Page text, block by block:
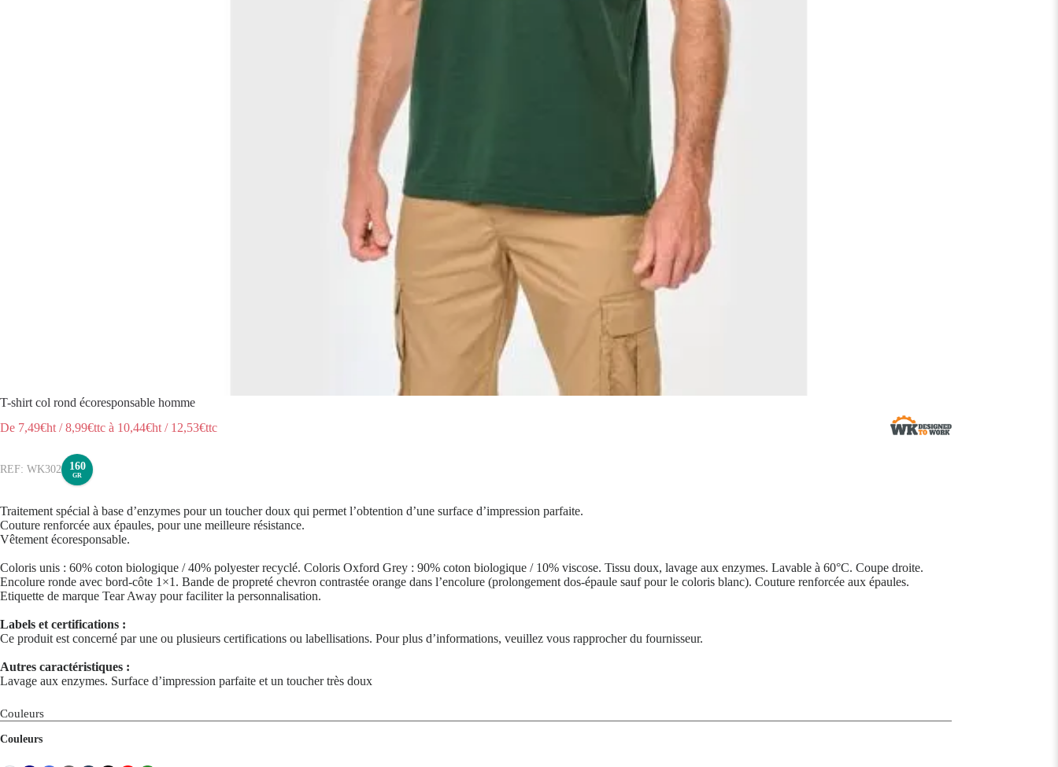
T-shirt col rond écoresponsable homme
De 7,49€ht /8,99€ttc à 10,44€ht / 12,53€ttc
WK302 160
GR
Traitement spécial à base d’enzymes pour un toucher doux qui permet l’obtention d’une surface d’impression parfaite.
Couture renforcée aux épaules, pour une meilleure résistance.
Vêtement écoresponsable.
Coloris unis : 60% coton biologique / 40% polyester recyclé. Coloris Oxford Grey : 90% coton biologique / 10% viscose. Tissu doux, lavage aux enzymes. Lavable à 60°C. Coupe droite.
Encolure ronde avec bord-côte 1×1. Bande de propreté chevron contrastée orange dans l’encolure (prolongement dos-épaule sauf pour le coloris blanc). Couture renforcée aux épaules.
Etiquette de marque Tear Away pour faciliter la personnalisation.
Labels et certifications :
Ce produit est concerné par une ou plusieurs certifications ou labellisations. Pour plus d’informations, veuillez vous rapprocher du fournisseur.
Autres caractéristiques :
Lavage aux enzymes. Surface d’impression parfaite et un toucher très doux
Couleurs
Couleurs